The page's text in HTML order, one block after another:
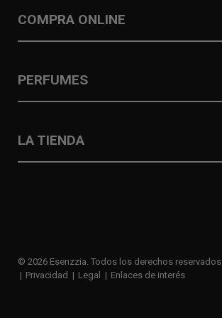
COMPRA ONLINE
PERFUMES
LA TIENDA
© 2026 Esenzzia. Todos los derechos reservados
Privacidad
Legal Enlaces de interés